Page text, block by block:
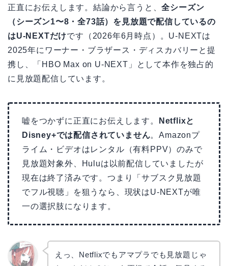
正直にお伝えします。結論から言うと、全シーズン
（シーズン1〜8・全73話）を見放題で配信しているの
はU-NEXTだけです（2026年6月時点）。U-NEXTは
2025年にワーナー・ブラザース・ディスカバリーと提
携し、「HBO Max on U-NEXT」として本作を独占的
に見放題配信しています。
嘘をつかずに正直にお伝えします。
Netflixと
Disney+では配信されていません。Amazonプ
ライム・ビデオはレンタル（有料PPV）のみで
見放題対象外、Huluは以前配信していましたが
現在は終了済みです。つまり「サブスク見放題
でフル視聴」を狙うなら、現状はU-NEXTが唯
一の選択肢になります。
えっ、Netflixでもアマプラでも見放題じゃ